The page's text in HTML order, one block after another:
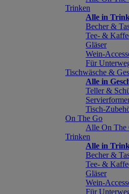
Trinken
Alle in
Becher &
Tee- &
Gläser
Wein-
Für
Tischwäsche &
Alle in
Teller &
Tisch-
On The Go
Alle On The
Trinken
Alle in
Becher &
Tee- &
Gläser
Wein-
Für